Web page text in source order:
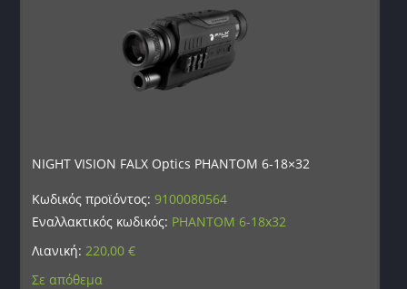
NIGHT VISION FALX Optics PHANTOM 6-18×32
Κωδικός προϊόντος:9100080564
Εναλλακτικός κωδικός: PHANTOM 6-18x32
Λιανική:220,00€
Σε απόθεμα